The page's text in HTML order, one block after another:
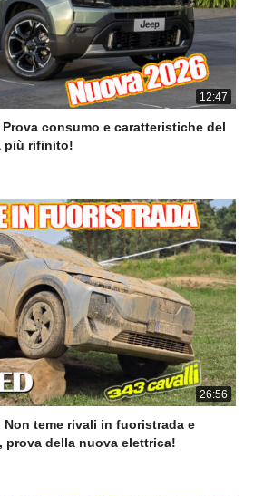
12:47
Prova consumo e caratteristiche del
più rifinito!
26:56
Non teme rivali in fuoristrada e
prova della nuova elettrica!